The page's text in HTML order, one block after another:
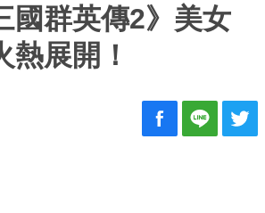
國群英傳2》美女
熱展開！